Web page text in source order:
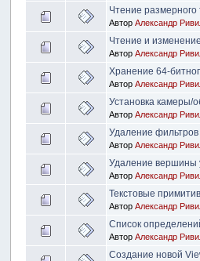
Чтение размерного
АвторАлександр
Чтение и
АвторАлександр
Хранение 64-
АвторАлександр
Установка камеры/
АвторАлександр
Удаление
АвторАлександр
Удаление вершины
АвторАлександр
Текстовые
АвторАлександр
Список
АвторАлександр
Создание новой